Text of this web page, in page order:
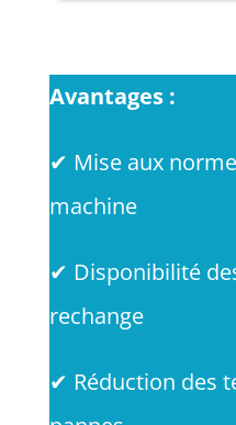
Avantages :
✔ Mise aux
machine
✔ Disponibilité
rechange
✔ Réduction des